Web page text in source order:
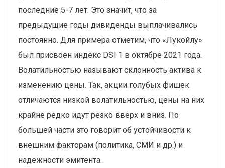
последние 5-7 лет. Это значит, что за
предыдущие годы дивиденды выплачивались
постоянно. Для примера отметим, что «Лукойлу»
был присвоен индекс DSI 1 в октябре 2021 года.
Волатильностью называют склонность актива к
изменению цены. Так, акции голубых фишек
отличаются низкой волатильностью, цены на них
крайне редко идут резко вверх и вниз. По
большей части это говорит об устойчивости к
внешним факторам (политика, СМИ и др.) и
надежности эмитента.